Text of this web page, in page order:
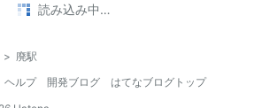
読み込み中…
> 廃駅
ヘルプ 開発ブログ
はてなブログトップ